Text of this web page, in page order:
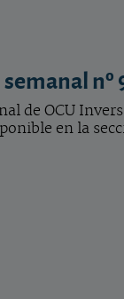
nº
de OCU
en la